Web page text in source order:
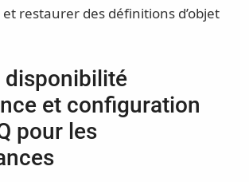
restaurer des définitions d’objet
disponibilité
et configuration
pour les